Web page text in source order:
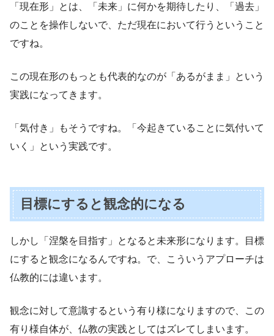
「現在形」とは、「未来」に何かを期待したり、「過去」
のことを操作しないで、ただ現在において行うということ
ですね。
この現在形のもっとも代表的なのが「あるがまま」という
実践になってきます。
「気付き」もそうですね。「今起きていることに気付いて
いく」という実践です。
目標にすると観念的になる
しかし「涅槃を目指す」となると未来形になります。目標
にすると観念になるんですね。で、こういうアプローチは
仏教的には違います。
観念に対して意識するという有り様になりますので、この
有り様自体が、仏教の実践としてはズレてしまいます。